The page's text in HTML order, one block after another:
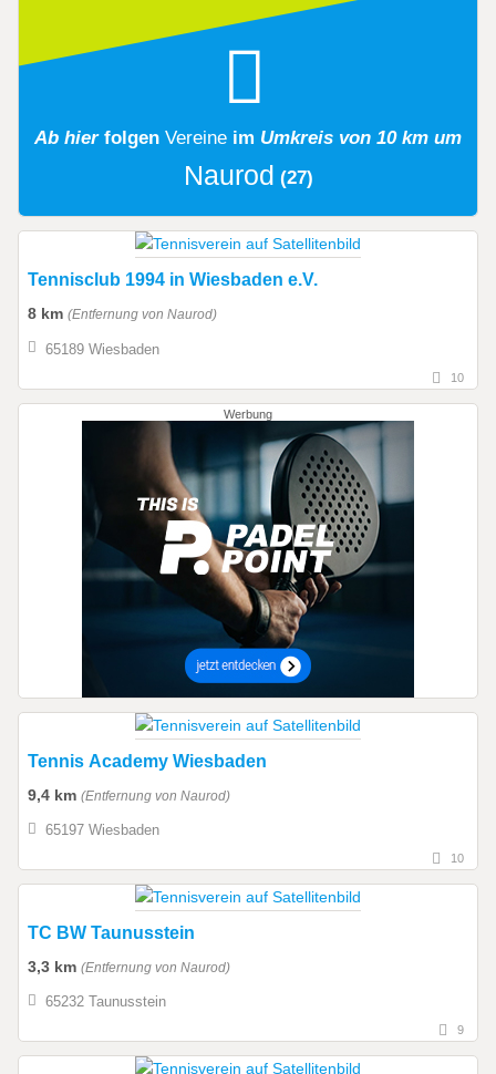
Ab hier folgen Vereine im Umkreis von 10 km um
Naurod (27)
Tennisclub 1994 in Wiesbaden e.V.
8 km (Entfernung von Naurod)
65189 Wiesbaden
10
Werbung
Tennis Academy Wiesbaden
9,4 km (Entfernung von Naurod)
65197 Wiesbaden
10
TC BW Taunusstein
3,3 km (Entfernung von Naurod)
65232 Taunusstein
9